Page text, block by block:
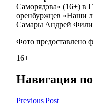
Саморядова» (16+) в
оренбуржцев «Наши
Самары Андрей
Фото предоставлено
16+
Навигация
Previous Post